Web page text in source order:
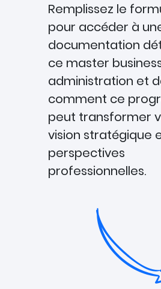
Remplissez le
pour accéder à
documentation
ce master
administration et
comment ce
peut transformer
vision stratégique
perspectives
professionnelles.